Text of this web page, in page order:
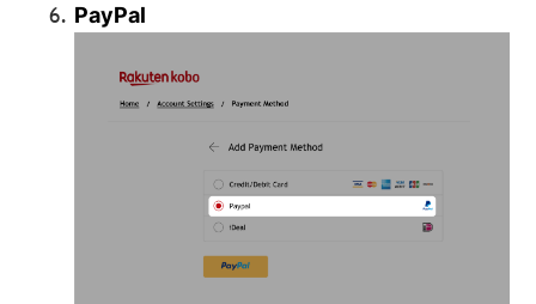
PayPal